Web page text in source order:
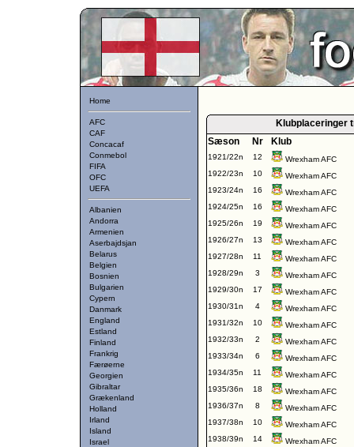
Home
AFC
CAF
Concacaf
Conmebol
FIFA
OFC
UEFA
Albanien
Andorra
Armenien
Aserbajdsjan
Belarus
Belgien
Bosnien
Bulgarien
Cypern
Danmark
England
Estland
Finland
Frankrig
Færøerne
Georgien
Gibraltar
Grækenland
Holland
Irland
Island
Israel
Klubplaceringer
Sæson
Nr Klub
1921/22n 12
Wrexham AFC
1922/23n
10
Wrexham AFC
1923/24n
16
Wrexham AFC
1924/25n
16
Wrexham AFC
1925/26n
19
Wrexham AFC
1926/27n
13
Wrexham AFC
1927/28n
11
Wrexham AFC
1928/29n
3
Wrexham AFC
1929/30n
17
Wrexham AFC
1930/31n
4
Wrexham AFC
1931/32n
10
Wrexham AFC
1932/33n
2
Wrexham AFC
1933/34n
6
Wrexham AFC
1934/35n
11
Wrexham AFC
1935/36n
18
Wrexham AFC
1936/37n
8
Wrexham AFC
1937/38n
10
Wrexham AFC
1938/39n
14
Wrexham AFC